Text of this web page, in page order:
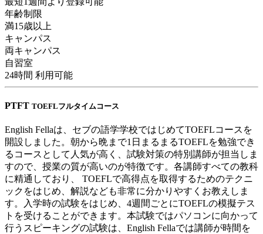
年齢制限
満15歳以上
キャンパス
両キャンパス
自習室
24時間 利用可能
PTFT TOEFLフルタイムコース
English Fellaは、セブの語学学校ではじめてTOEFLコースを
開設しました。朝から晩まで1日まるまるTOEFLを勉強でき
るコースとして人気が高く、試験対策の特別講師が担当しま
すので、授業の質が高いのが特徴です。各講師すべての教科
に精通しており、 TOEFLで高得点を取得するためのテクニ
ックをはじめ、解説なども非常に分かりやすくお教えしま
す。入学時の試験をはじめ、4週間ごとにTOEFLの模擬テス
トを受けることができます。本試験ではパソコンに向かって
行うスピーキングの試験は、English Fellaでは講師が時間を